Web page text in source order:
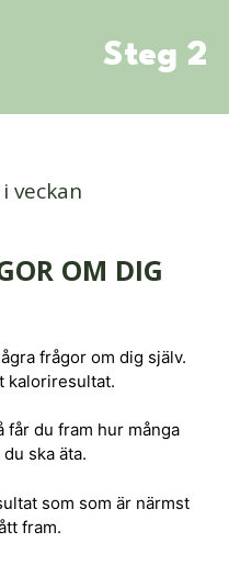
Steg 2
veckan
OM DIG
frågor om dig själv.
kaloriresultat.
får du fram hur många
ska äta.
som som är närmst
fram.